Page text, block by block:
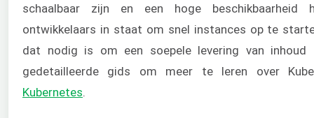
schaalbaar zijn en een hoge beschikbaarheid
ontwikkelaars in staat om snel instances op te
dat nodig is om een soepele levering van inhoud
gedetailleerde gids om meer te leren over
Kubernetes